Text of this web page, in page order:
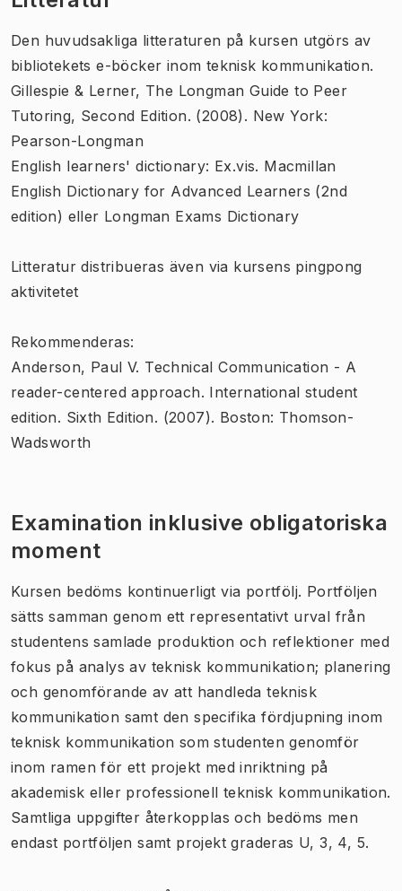
Den huvudsakliga litteraturen på kursen utgörs av
bibliotekets e-böcker inom teknisk kommunikation.
Gillespie & Lerner, The Longman Guide to Peer
Tutoring, Second Edition. (2008). New York:
Pearson-Longman
English learners' dictionary: Ex.vis. Macmillan
English Dictionary for Advanced Learners (2nd
edition) eller Longman Exams Dictionary
Litteratur distribueras även via kursens pingpong
aktivitetet
Rekommenderas:
Anderson, Paul V. Technical Communication - A
reader-centered approach. International student
edition. Sixth Edition. (2007). Boston: Thomson-
Wadsworth
Examination inklusive obligatoriska
moment
Kursen bedöms kontinuerligt via portfölj. Portföljen
sätts samman genom ett representativt urval från
studentens samlade produktion och reflektioner med
fokus på analys av teknisk kommunikation; planering
och genomförande av att handleda teknisk
kommunikation samt den specifika fördjupning inom
teknisk kommunikation som studenten genomför
inom ramen för ett projekt med inriktning på
akademisk eller professionell teknisk kommunikation.
Samtliga uppgifter återkopplas och bedöms men
endast portföljen samt projekt graderas U, 3, 4, 5.